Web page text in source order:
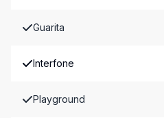
Guarita
Interfone
Playground